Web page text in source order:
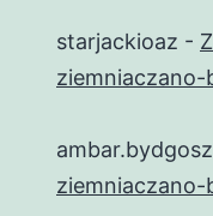
starjackioaz -
ziemniaczano-
ziemniaczano-